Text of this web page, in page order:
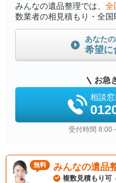
みんなの遺品整理では、 全
数業者の相見積もり・全
あなた
希望に
お急
相談窓
受付時間 8:00
無料 みんなの遺品
複数見積もり可